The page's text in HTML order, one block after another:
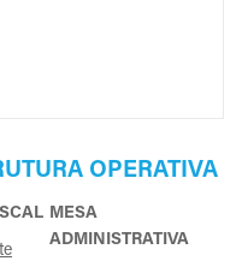
OPERATIVA
MESA
ADMINISTRATIVA